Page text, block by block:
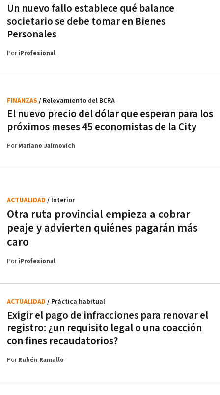
Un nuevo fallo establece qué balance
societario se debe tomar en Bienes
Personales
PoriProfesional
El nuevo precio del dólar que esperan para los
próximos meses 45 economistas de la City
FINANZAS / Relevamiento del BCRA
PorMariano Jaimovich
Otra ruta provincial empieza a cobrar
peaje y advierten quiénes pagarán más
caro
ACTUALIDAD / Interior
PoriProfesional
Exigir el pago de infracciones para renovar el
registro: ¿un requisito legal o una coacción
con fines recaudatorios?
ACTUALIDAD / Práctica habitual
PorRubén Ramallo